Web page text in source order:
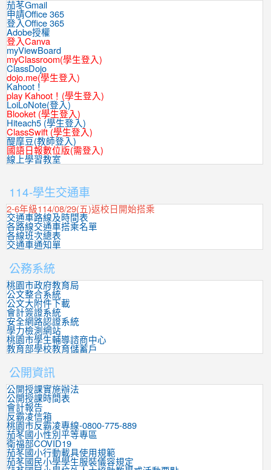
茄苳Gmail
申請Office 365
登入Office 365
Adobe授權
登入Canva
myViewBoard
myClassroom(學生登入)
ClassDojo
dojo.me(學生登入)
Kahoot！
play Kahoot！(學生登入)
LoiLoNote(登入)
Blooket (學生登入)
Hiteach5 (學生登入)
ClassSwift (學生登入)
醍摩豆(教師登入)
國語日報數位版(需登入)
線上學習教室
114-學生交通車
2-6年級114/08/29(五)返校日開始搭乘
交通車路線及時間表
各路線交通車搭乘名單
各線班次總表
交通車通知單
公務系統
桃園市政府教育局
公文整合系統
公文大附件下載
會計簽證系統
安全網路認證系統
學力檢測網站
桃園市學生輔導諮商中心
教育部學校教育儲蓄戶
公開資訊
公開授課實施辦法
公開授課時間表
會計報告
反霸凌信箱
桃園市反霸凌專線-0800-775-889
茄苳國小性別平等專區
衛福部COVID19
茄苳國小行動載具使用規範
茄苳國民小學學生服裝儀容規定